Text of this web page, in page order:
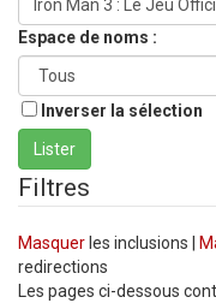
Espace de noms :
Inverser la sélection
Filtres
Masquer les inclusions |
redirections
Les pages ci-dessous